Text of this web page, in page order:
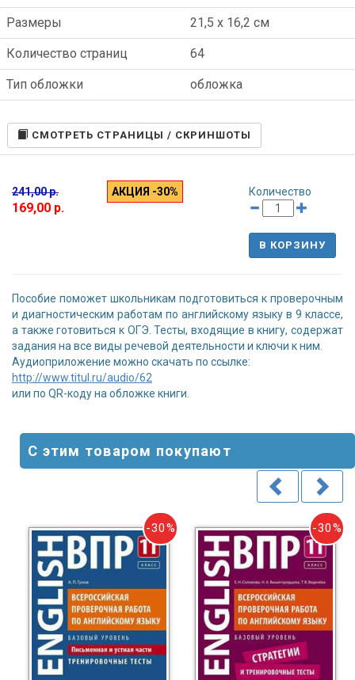
Размеры 21,5 x 16,2 см
Количество страниц 64
Тип обложки обложка
CМОТРЕТЬ СТРАНИЦЫ / СКРИНШОТЫ
241,00 р.
169,00 р.
АКЦИЯ -30% Количество
В КОРЗИНУ
Пособие поможет школьникам подготовиться к проверочным
и диагностическим работам по английскому языку в 9 классе,
а также готовиться к ОГЭ. Тесты, входящие в книгу, содержат
задания на все виды речевой деятельности и ключи к ним.
Аудиоприложение можно скачать по ссылке:
http://www.titul.ru/audio/62
или по QR-коду на обложке книги.
С этим товаром покупают
-30% -30%